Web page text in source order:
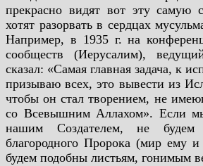
прекрасно видят вот эту самую
хотят разорвать в сердцах
Например, в 1935 г. на
сообществ (Иерусалим),
сказал: «Самая главная задача, к
призываю всех, это вывести из
чтобы он стал творением, не
со Всевышним Аллахом». Если
нашим Создателем, не будем
благородного Пророка (мир ему и
будем подобны листьям, гонимым